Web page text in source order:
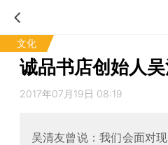
文化
诚品书店创始人
2017年07月19日 08:19
吴清友曾说：我们会面对